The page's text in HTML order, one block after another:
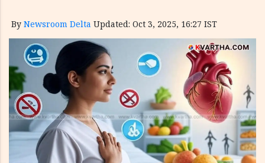
By Newsroom Delta Updated: Oct 3, 2025, 16:27 IST